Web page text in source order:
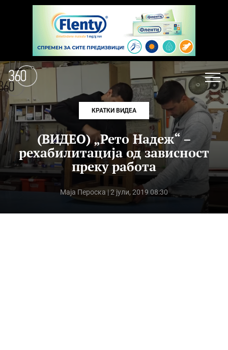
КРАТКИ ВИДЕА
(ВИДЕО) „Рето Надеж“ –
рехабилитација од зависност
преку работа
Маја Пероска | 2 јули, 2019 08:30